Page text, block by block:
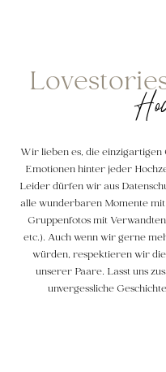
Wir lieben es, die einzigartigen
Emotionen hinter jeder
Leider dürfen wir aus
alle wunderbaren Momente
Gruppenfotos mit
etc.). Auch wenn wir gerne
würden, respektieren wir
unserer Paare. Lasst uns
unvergessliche